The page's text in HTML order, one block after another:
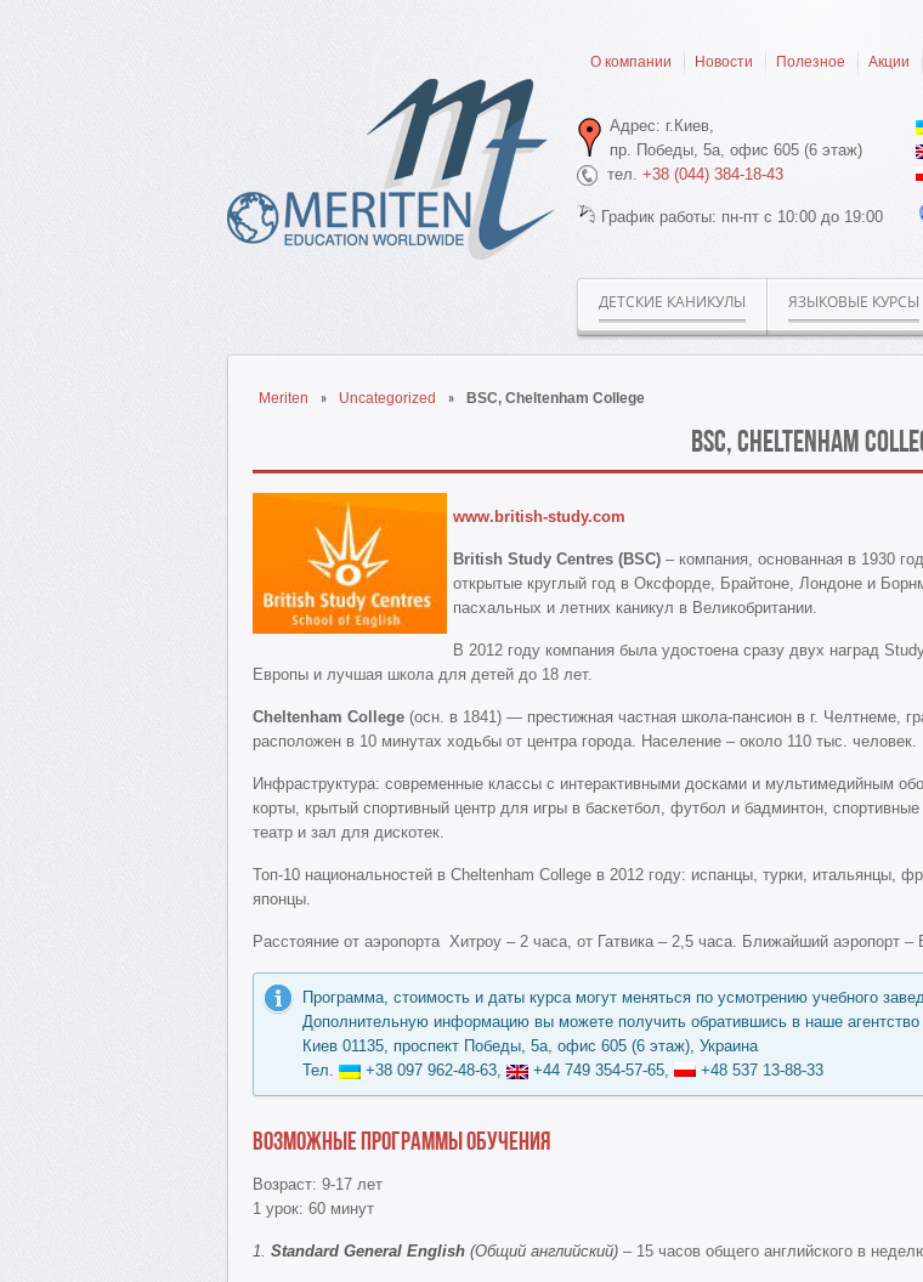
О компании Новости Полезное Акции
Адрес: г.Киев,
пр. Победы, 5а, офис 605 (6 этаж)
тел. +38 (044) 384-18-43
График работы: пн-пт с 10:00 до 19:00
ДЕТСКИЕ КАНИКУЛЫ ЯЗЫКОВЫЕ КУРСЫ
Meriten Uncategorized BSC, Cheltenham College
BSC, Cheltenham
www.british-study.com
British Study Centres (BSC) – компания, основанная в 1930
открытые круглый год в Оксфорде, Брайтоне, Лондоне и
пасхальных и летних каникул в Великобритании.
В 2012 году компания была удостоена сразу двух наград
Европы и лучшая школа для детей до 18 лет.
Cheltenham College (осн. в 1841) — престижная частная школа-пансион в г. Челтнеме,
расположен в 10 минутах ходьбы от центра города. Население – около 110 тыс.
Инфраструктура: современные классы с интерактивными досками и мультимедийным
корты, крытый спортивный центр для игры в баскетбол, футбол и бадминтон,
театр и зал для дискотек.
Топ-10 национальностей в Cheltenham College в 2012 году: испанцы, турки, итальянцы,
японцы.
Расстояние от аэропорта Хитроу – 2 часа, от Гатвика – 2,5 часа. Ближайший аэропорт
Программа, стоимость и даты курса могут меняться по усмотрению учебного
Дополнительную информацию вы можете получить обратившись в наше агентство
Киев 01135, проспект Победы, 5а, офис 605 (6 этаж), Украина
Тел.
+38 097 962-48-63, +44 749 354-57-65, +48 537 13-88-33
Возможные программы обучения
Возраст: 9-17 лет
1 урок: 60 минут
1. Standard General English (Общий английский) – 15 часов общего английского в